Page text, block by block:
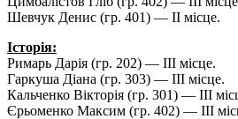
Шевчук Денис (гр. 401) — ІІ місце.
Історія:
Римарь Дарія (гр. 202) — ІІІ місце.
Гаркуша Діана (гр. 303) — ІІІ місце.
Кальченко Вікторія (гр. 301) — ІІІ
Єрьоменко Максим (гр. 402) — ІІІ